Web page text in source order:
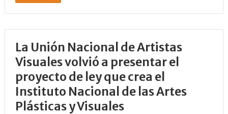
La Unión Nacional de Artistas
Visuales volvió a presentar el
proyecto de ley que crea el
Instituto Nacional de las Artes
Plásticas y Visuales